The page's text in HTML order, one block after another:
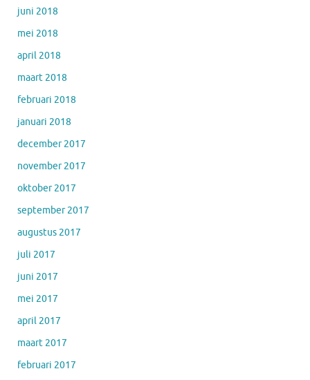
juni 2018
mei 2018
april 2018
maart 2018
februari 2018
januari 2018
december 2017
november 2017
oktober 2017
september 2017
augustus 2017
juli 2017
juni 2017
mei 2017
april 2017
maart 2017
februari 2017